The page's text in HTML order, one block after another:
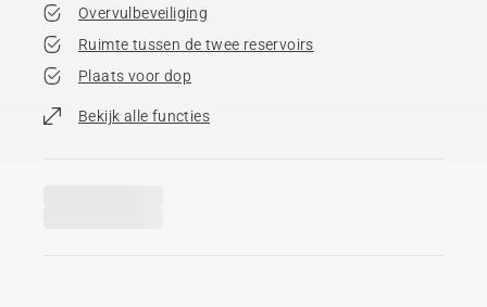
Overvulbeveiliging
Ruimte tussen de twee reservoirs
Plaats voor dop
Bekijk alle functies